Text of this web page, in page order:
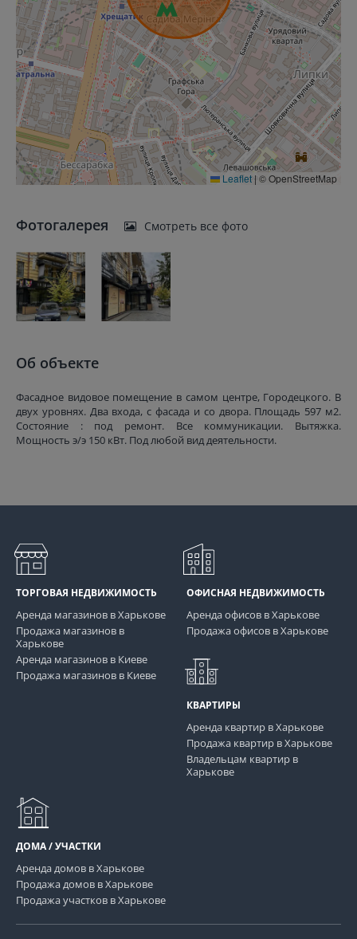
Leaflet | © OpenStreetMap
Фотогалерея Смотреть все фото
Об объекте
Фасадное видовое помещение в самом центре, Городецкого. В
двух уровнях. Два входа, с фасада и со двора. Площадь 597 м2.
Состояние : под ремонт. Все коммуникации. Вытяжка.
Мощность э/э 150 кВт. Под любой вид деятельности.
ТОРГОВАЯ НЕДВИЖИМОСТЬ
Аренда магазинов в Харькове
Продажа магазинов в
Харькове
Аренда магазинов в Киеве
Продажа магазинов в Киеве
ОФИСНАЯ НЕДВИЖИМОСТЬ
Аренда офисов в Харькове
Продажа офисов в Харькове
КВАРТИРЫ
Аренда квартир в Харькове
Продажа квартир в Харькове
Владельцам квартир в
Харькове
ДОМА / УЧАСТКИ
Аренда домов в Харькове
Продажа домов в Харькове
Продажа участков в Харькове